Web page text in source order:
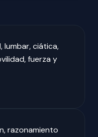
lumbar, ciática,
fuerza y
razonamiento